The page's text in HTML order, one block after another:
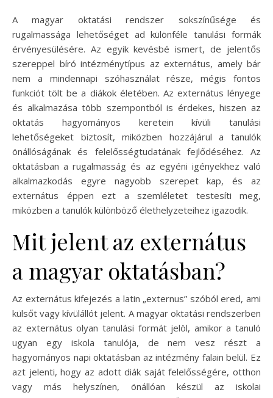
A magyar oktatási rendszer sokszínűsége és
rugalmassága lehetőséget ad különféle tanulási formák
érvényesülésére. Az egyik kevésbé ismert, de jelentős
szereppel bíró intézménytípus az externátus, amely bár
nem a mindennapi szóhasználat része, mégis fontos
funkciót tölt be a diákok életében. Az externátus lényege
és alkalmazása több szempontból is érdekes, hiszen az
oktatás hagyományos keretein kívüli tanulási
lehetőségeket biztosít, miközben hozzájárul a tanulók
önállóságának és felelősségtudatának fejlődéséhez. Az
oktatásban a rugalmasság és az egyéni igényekhez való
alkalmazkodás egyre nagyobb szerepet kap, és az
externátus éppen ezt a szemléletet testesíti meg,
miközben a tanulók különböző élethelyzeteihez igazodik.
Mit jelent az externátus
a magyar oktatásban?
Az externátus kifejezés a latin „externus” szóból ered, ami
külsőt vagy kívülállót jelent. A magyar oktatási rendszerben
az externátus olyan tanulási formát jelöl, amikor a tanuló
ugyan egy iskola tanulója, de nem vesz részt a
hagyományos napi oktatásban az intézmény falain belül. Ez
azt jelenti, hogy az adott diák saját felelősségére, otthon
vagy más helyszínen, önállóan készül az iskolai